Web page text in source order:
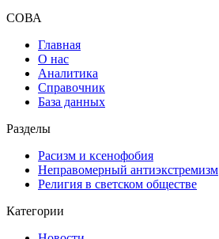
СОВА
Главная
О нас
Аналитика
Справочник
База данных
Разделы
Расизм и ксенофобия
Неправомерный антиэкстремизм
Религия в светском обществе
Категории